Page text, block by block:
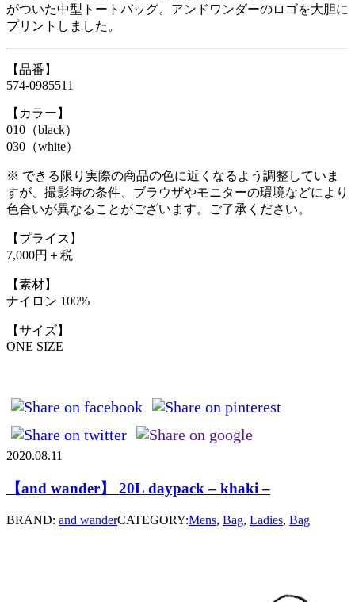
がついた中型トートバッグ。アンドワンダーのロゴを大胆に
プリントしました。
【品番】
574-0985511
【カラー】
010（black）
030（white）
※ できる限り実際の商品の色に近くなるよう調整していま
すが、撮影時の条件、ブラウザやモニターの環境などにより
色合いが異なることがございます。ご了承ください。
【プライス】
7,000円＋税
【素材】
ナイロン 100%
【サイズ】
ONE SIZE
2020.08.11
【and wander】 20L daypack – khaki –
BRAND: and wanderCATEGORY:Mens, Bag, Ladies, Bag